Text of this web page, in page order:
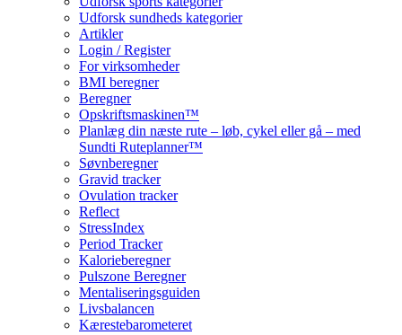
Udforsk sundheds kategorier
Artikler
Login / Register
For virksomheder
BMI beregner
Beregner
Opskriftsmaskinen™
Planlæg din næste rute – løb, cykel eller gå – med
Sundti Ruteplanner™
Søvnberegner
Gravid tracker
Ovulation tracker
Reflect
StressIndex
Period Tracker
Kalorieberegner
Pulszone Beregner
Mentaliseringsguiden
Livsbalancen
Kærestebarometeret